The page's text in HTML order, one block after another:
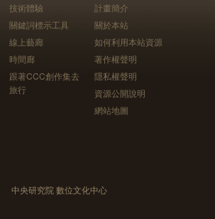
技術體驗
關鍵詞標示工具
線上藝廊
時間廊
跟著CCC創作集去
旅行
計畫簡介
關於本站
如何利用本站資源
著作權聲明
隱私權聲明
資源公開說明
網站地圖
中央研究院 數位文化中心